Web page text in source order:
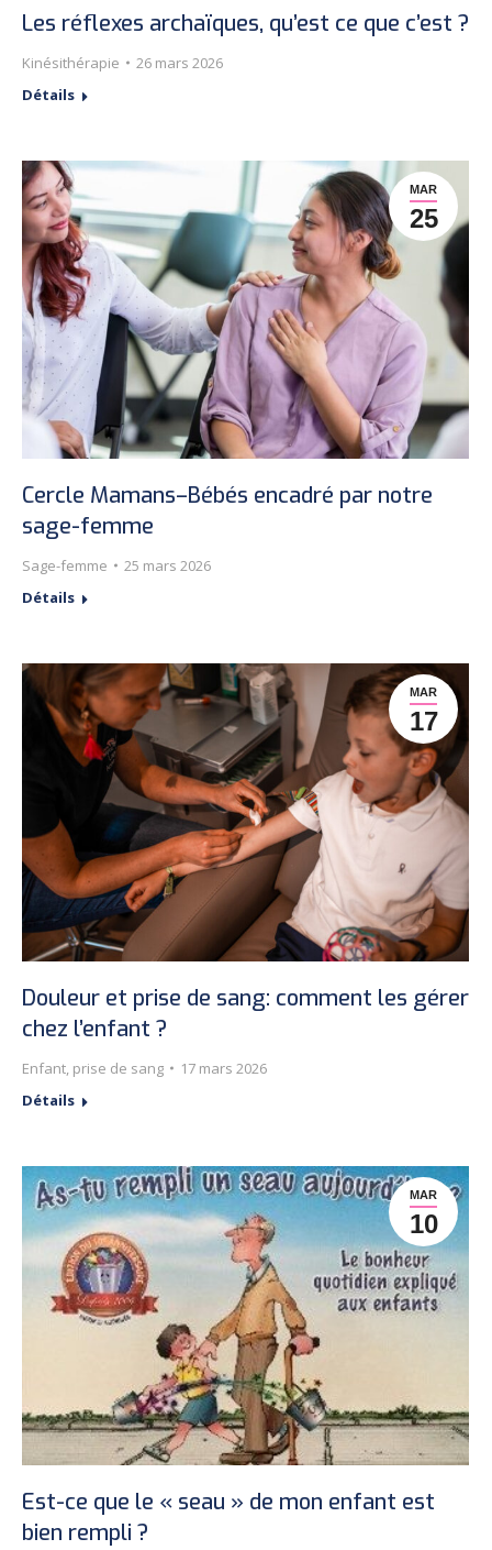
Les réflexes archaïques, qu’est ce que c’est ?
Kinésithérapie
26 mars 2026
Détails
MAR
25
Cercle Mamans–Bébés encadré par notre
sage-femme
Sage-femme
25 mars 2026
Détails
MAR
17
Douleur et prise de sang: comment les gérer
chez l’enfant ?
Enfant, prise de sang
17 mars 2026
Détails
MAR
10
Est-ce que le « seau » de mon enfant est
bien rempli ?